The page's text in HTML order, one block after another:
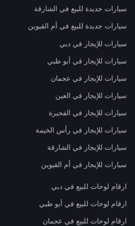
سيارات جديدة للبيع في الشارقة
سيارات جديدة للبيع في أم القيوين
سيارات للإيجار في دبي
سيارات للإيجار في أبو ظبي
سيارات للإيجار في عجمان
سيارات للإيجار في العين
سيارات للإيجار في الفجيرة
سيارات للإيجار في رأس الخيمة
سيارات للإيجار في الشارقة
سيارات للإيجار في أم القيوين
ارقام لوحات للبيع في دبي
ارقام لوحات للبيع في أبو ظبي
ارقام لوحات للبيع في عجمان